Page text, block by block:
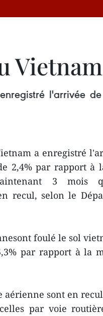
l'arrivée
a enregistré
2,4% par rapport à
3 mois
recul, selon le
foulé le sol
par rapport à la
sont en
par voie